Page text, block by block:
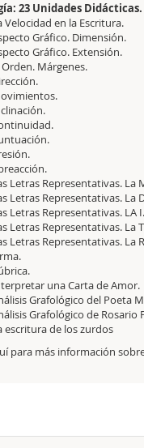
23 Unidades Didácticas.
Velocidad en la Escritura.
Gráfico. Dimensión.
Gráfico. Extensión.
Orden. Márgenes.
Letras Representativas. La
Letras Representativas. La
Letras Representativas. LA I.
Letras Representativas. La
Letras Representativas. La
una Carta de Amor.
Grafológico del Poeta
Grafológico de Rosario
escritura de los zurdos
para más información